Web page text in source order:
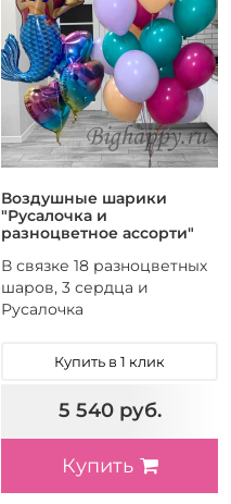
Воздушные шарики
"Русалочка и
разноцветное ассорти"
В связке 18 разноцветных
шаров, 3 сердца и
Русалочка
Купить в 1 клик
5 540 руб.
Купить